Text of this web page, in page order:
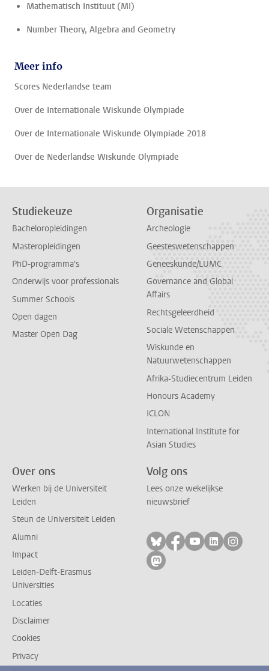
Mathematisch Instituut (MI)
Number Theory, Algebra and Geometry
Meer info
Scores Nederlandse team
Over de Internationale Wiskunde Olympiade
Over de Internationale Wiskunde Olympiade 2018
Over de Nederlandse Wiskunde Olympiade
Studiekeuze
Bacheloropleidingen
Masteropleidingen
PhD-programma's
Onderwijs voor professionals
Summer Schools
Open dagen
Master Open Dag
Organisatie
Archeologie
Geesteswetenschappen
Geneeskunde/LUMC
Governance and Global
Affairs
Rechtsgeleerdheid
Sociale Wetenschappen
Wiskunde en
Natuurwetenschappen
Afrika-Studiecentrum Leiden
Honours Academy
ICLON
International Institute for
Asian Studies
Over ons
Werken bij de Universiteit
Leiden
Steun de Universiteit Leiden
Alumni
Impact
Leiden-Delft-Erasmus
Universities
Locaties
Disclaimer
Cookies
Privacy
Volg ons
Lees onze wekelijkse
nieuwsbrief
Volg ons op bluesky
Volg ons op
Volg ons op
Volg ons
Volg
Volg ons op mastodon